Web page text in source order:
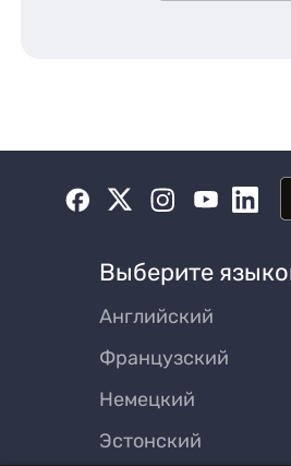
Выберите
Английский
Французский
Немецкий
Эстонский